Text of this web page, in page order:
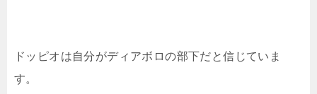
ドッピオは自分がディアボロの部下だと信じていま
す。